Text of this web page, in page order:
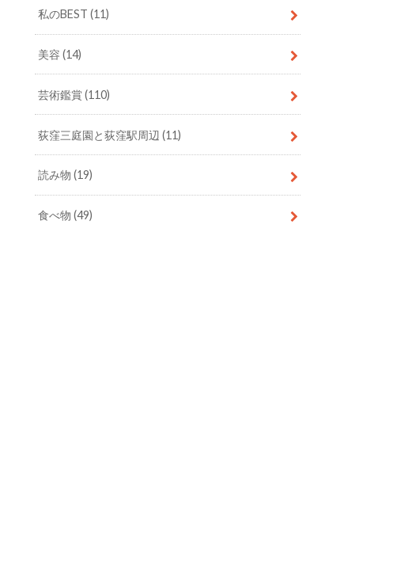
私のBEST(11)
美容(14)
芸術鑑賞(110)
荻窪三庭園と荻窪駅周辺(11)
読み物(19)
食べ物(49)